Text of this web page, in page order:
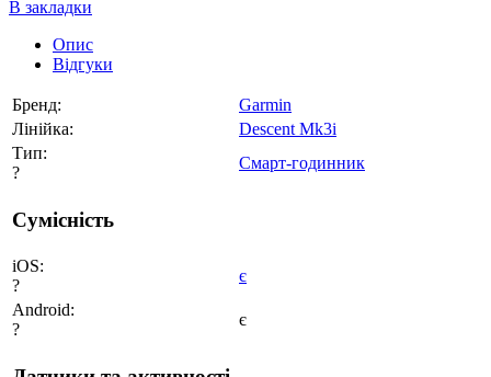
В закладки
Опис
Відгуки
Бренд:
Garmin
Лінійка:
Descent Mk3i
Тип:
?
Смарт-годинник
Сумісність
iOS:
?
є
Android:
?
є